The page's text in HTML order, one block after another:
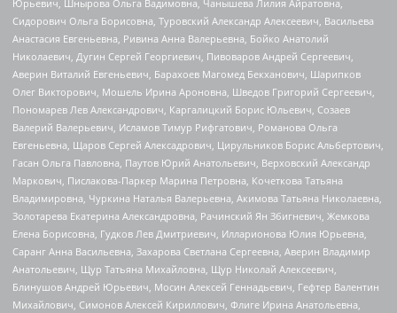
Юрьевич, Шнырова Ольга Вадимовна, Чанышева Лилия Айратовна,
Сидорович Ольга Борисовна, Туровский Александр Алексеевич, Васильева
Анастасия Евгеньевна, Ривина Анна Валерьевна, Бойко Анатолий
Николаевич, Дугин Сергей Георгиевич, Пивоваров Андрей Сергеевич,
Аверин Виталий Евгеньевич, Барахоев Магомед Бекханович, Шарипков
Олег Викторович, Мошель Ирина Ароновна, Шведов Григорий Сергеевич,
Пономарев Лев Александрович, Каргалицкий Борис Юльевич, Созаев
Валерий Валерьевич, Исламов Тимур Рифгатович, Романова Ольга
Евгеньевна, Щаров Сергей Алексадрович, Цирульников Борис Альбертович,
Гасан Ольга Павловна, Паутов Юрий Анатольевич, Верховский Александр
Маркович, Пислакова-Паркер Марина Петровна, Кочеткова Татьяна
Владимировна, Чуркина Наталья Валерьевна, Акимова Татьяна Николаевна,
Золотарева Екатерина Александровна, Рачинский Ян Збигневич, Жемкова
Елена Борисовна, Гудков Лев Дмитриевич, Илларионова Юлия Юрьевна,
Саранг Анна Васильевна, Захарова Светлана Сергеевна, Аверин Владимир
Анатольевич, Щур Татьяна Михайловна, Щур Николай Алексеевич,
Блинушов Андрей Юрьевич, Мосин Алексей Геннадьевич, Гефтер Валентин
Михайлович, Симонов Алексей Кириллович, Флиге Ирина Анатольевна,